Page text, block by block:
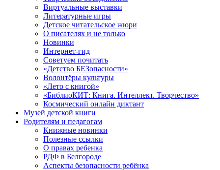
Виртуальные выставки
Литературные игры
Детское читательское жюри
О писателях и не только
Новинки
Интернет-гид
Советуем почитать
«Детство БЕЗопасности»
Волонтёры культуры
«Лето с книгой»
«БиблиоКИТ: Книга. Интеллект. Творчество»
Космический онлайн диктант
Музей детской книги
Родителям и педагогам
Книжные новинки
Полезные ссылки
О правах ребенка
РДФ в Белгороде
Аспекты безопасности ребёнка